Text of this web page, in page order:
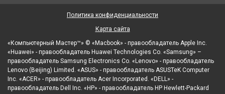
«Компьютерный Мастер™» © «Macbook» - правообладатель Apple Inc.
«Huawei» - правообладатель Huawei Technologies Co. «Samsung» –
правообладатель Samsung Electronics Co. «Lenovo» - правообладатель
Lenovo (Beijing) Limited. «ASUS» - правообладатель ASUSTeK Computer
Inc. «ACER» - правообладатель Acer Incorporated. «DELL» -
правообладатель Dell Inc. «HP» - правообладатель HP Hewlett-Packard
Политика конфиденциальности
Карта сайта